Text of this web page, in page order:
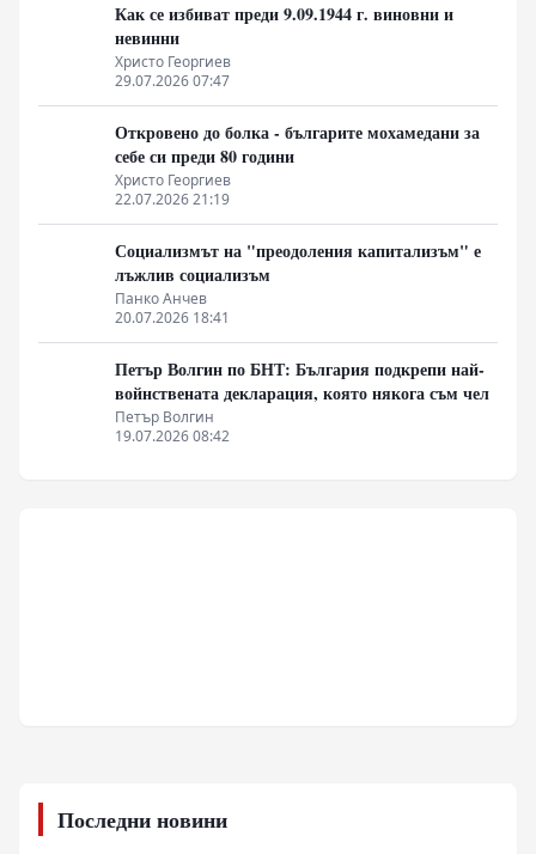
Как се избиват преди 9.09.1944 г. виновни и
невинни
Христо Георгиев
29.07.2026 07:47
Откровено до болка - българите мохамедани за
себе си преди 80 години
Христо Георгиев
22.07.2026 21:19
Социализмът на "преодоления капитализъм" е
лъжлив социализъм
Панко Анчев
20.07.2026 18:41
Петър Волгин по БНТ: България подкрепи най-
войнствената декларация, която някога съм чел
Петър Волгин
19.07.2026 08:42
Последни новини